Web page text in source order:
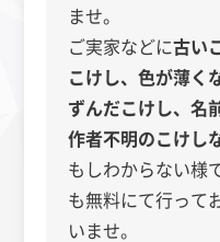
ませ。
ご実家などに古い
こけし、色が薄く
ずんだこけし、名
作者不明のこけし
もしわからない様
も無料にて行って
いませ。